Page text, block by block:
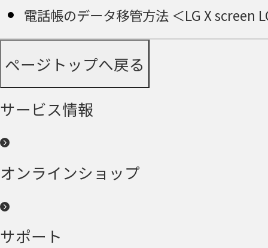
電話帳のデータ移管方法 ＜LG X screen
ページトップへ戻る
サービス情報
オンラインショップ
サポート